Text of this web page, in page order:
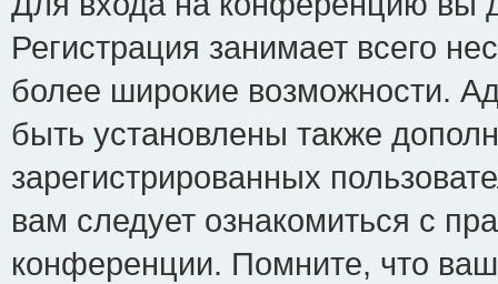
Регистрация занимает всего
более широкие возможности.
быть установлены также
зарегистрированных
вам следует ознакомиться с
конференции. Помните, что